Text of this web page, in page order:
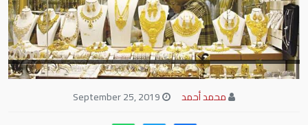
محمد أحمد